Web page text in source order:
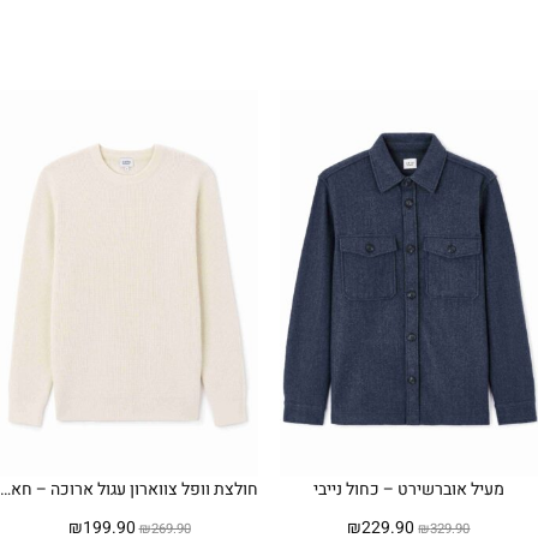
מעיל אוברשירט – כחול נייבי
₪329.90
המחיר ₪229.90 המחיר
חולצת וופל צווארון עגול ארוכה – חאקי
₪269.90
המחיר ₪199.90